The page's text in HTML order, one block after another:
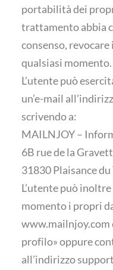
portabilità dei
trattamento abbia
consenso,
qualsiasi momento.
L’utente può
un’e-mail
scrivendo a:
MAILNJOY –
6B rue de la
31830 Plaisance du
L’utente può
momento i propri
www.mailnjoy.com
profilo» oppure
all’indirizzo